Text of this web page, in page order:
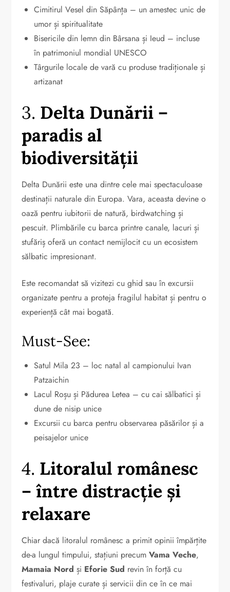
Cimitirul Vesel din Săpânța – un amestec unic de
umor și spiritualitate
Bisericile din lemn din Bârsana și Ieud – incluse
în patrimoniul mondial UNESCO
Târgurile locale de vară cu produse tradiționale și
artizanat
3. Delta Dunării –
paradis al
biodiversității
Delta Dunării este una dintre cele mai spectaculoase
destinații naturale din Europa. Vara, aceasta devine o
oază pentru iubitorii de natură, birdwatching și
pescuit. Plimbările cu barca printre canale, lacuri și
stufăriș oferă un contact nemijlocit cu un ecosistem
sălbatic impresionant.
Este recomandat să vizitezi cu ghid sau în excursii
organizate pentru a proteja fragilul habitat și pentru o
experiență cât mai bogată.
Must-See:
Satul Mila 23 – loc natal al campionului Ivan
Patzaichin
Lacul Roșu și Pădurea Letea – cu cai sălbatici și
dune de nisip unice
Excursii cu barca pentru observarea păsărilor și a
peisajelor unice
4. Litoralul românesc
– între distracție și
relaxare
Chiar dacă litoralul românesc a primit opinii împărțite
de-a lungul timpului, stațiuni precumVama Veche,
Mamaia Nord și Eforie Sud revin în forță cu
festivaluri, plaje curate și servicii din ce în ce mai